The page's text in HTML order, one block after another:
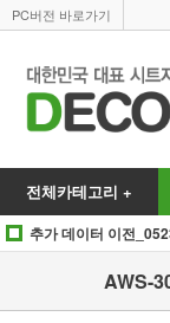
PC버전 바로가기
전체카테고리 +
추가 데이터 이전
AWS-